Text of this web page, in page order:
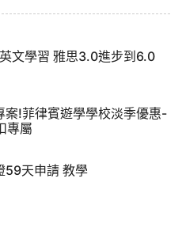
文學習 雅思3.0進步到6.0
案!菲律賓遊學學校淡季優惠-
專屬
59天申請 教學